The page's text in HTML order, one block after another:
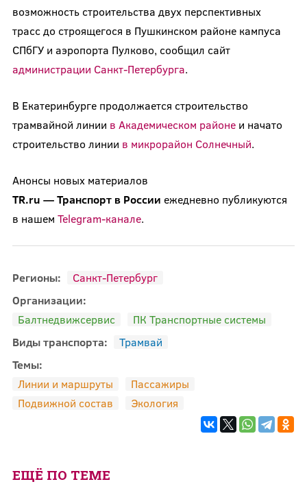
возможность строительства двух перспективных
трасс до строящегося в Пушкинском районе кампуса
СПбГУ и аэропорта Пулково, сообщил сайт
администрации Санкт-Петербурга.
В Екатеринбурге продолжается строительство
трамвайной линии в Академическом районеи начато
строительство линии в микрорайон Солнечный.
Анонсы новых материалов
TR.ru — Транспорт в России ежедневно публикуются
в нашем Telegram-канале.
Регионы:
Санкт-Петербург
Организации:
Балтнедвижсервис
ПК Транспортные системы
Виды транспорта:
Трамвай
Темы:
Линии и маршруты
Пассажиры
Подвижной состав
Экология
ЕЩЁ ПО ТЕМЕ